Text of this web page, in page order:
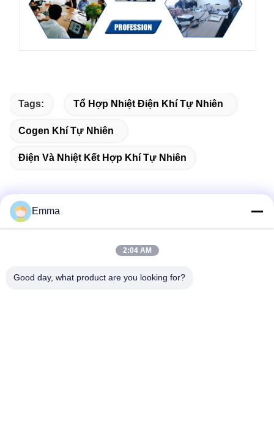
Tags: Tổ Hợp Nhiệt Điện Khí Tự Nhiên
Cogen Khí Tự Nhiên
Điện Và Nhiệt Kết Hợp Khí Tự Nhiên
No.280 WanXing Avenue Longhu. Khu công nghiệp phía
Emma
2:04 AM
Good day, what product are you looking for?